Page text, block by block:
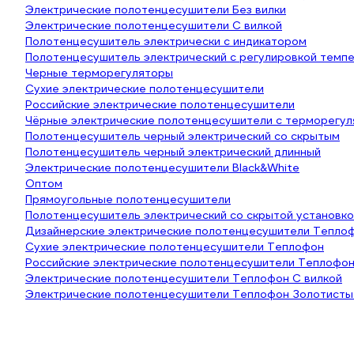
Электрические полотенцесушители Без вилки
Электрические полотенцесушители С вилкой
Полотенцесушитель электрически с индикатором
Полотенцесушитель электрический с регулировкой
Черные терморегуляторы
Сухие электрические полотенцесушители
Российские электрические полотенцесушители
Чёрные электрические полотенцесушители с
Полотенцесушитель черный электрический со скрытым
Полотенцесушитель черный электрический длинный
Электрические полотенцесушители Black&White
Оптом
Прямоугольные полотенцесушители
Полотенцесушитель электрический со скрытой
Дизайнерские электрические полотенцесушители
Сухие электрические полотенцесушители Теплофон
Российские электрические полотенцесушители Теплофон
Электрические полотенцесушители Теплофон С вилкой
Электрические полотенцесушители Теплофон